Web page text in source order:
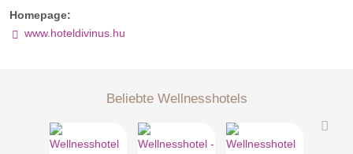
Homepage:
www.hoteldivinus.hu
Beliebte Wellnesshotels